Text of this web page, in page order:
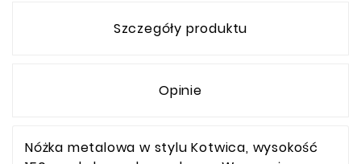
Szczegóły produktu
Opinie
Nóżka metalowa w stylu Kotwica, wysokość